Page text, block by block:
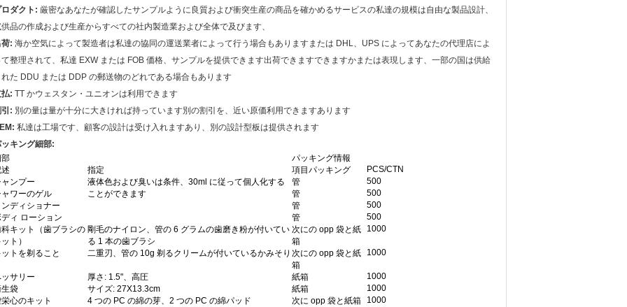
ダクト: 厳密なあなたが確認したサンプルように良質および衝突生産の商品を確かめるサービスの私達の規模は自由な製品設計、
品の作成および生産からすべての社内製造業および全体で及びます、
: 海か空気によって製造者は私達の協同の運送業者によって行う場合もありますまたは DHL、UPS によってあなたの代理店によ
整理されて、私達 EXW または FOB 価格、サンプルを提供できます出荷できますできますかまたは表現します、一部の国は供給
た DDU または DDP の郵送物のどれである場合もあります
: TT かウェスタン・ユニオンは利用できます
: 別の量は量が十分に大きければ持っています別の割引を、近い原価利用できますあります
私達は工場です、顧客の設計は受け入れますあり、別の設計型板は提供されます
キング細部:
パッキング情報
指定 項目パッキング
PCS/CTN
ンプー
液体色および臭いは条件、30ml に従って個人化する
ことができます
管
500
ワーのゲル
管
500
ディショナー
管
500
ィ ローション
管
500
キット（歯ブラシの
ト）
剛毛のナイロン、管の 6 グラムの歯磨き粉が付いてい
る 1 本の歯ブラシ
次にの opp 袋と紙
箱
1000
トを剃ること 二重刃、管の 10g 剃るクリームが付いているかみそり 次にの opp 袋と紙
箱
1000
サリー 厚さ: 1.5"、高圧 紙箱
1000
袋
サイズ: 27X13.3cm 紙箱
1000
心のキット
4 つの PC の綿の芽、2 つの PC の綿パッド
次に opp 袋と紙箱
1000